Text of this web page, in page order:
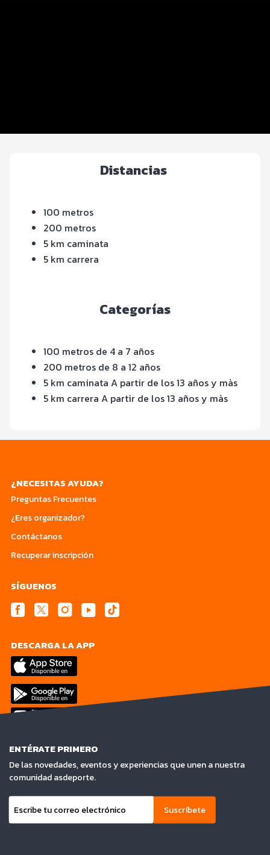
Distancias
100 metros
200 metros
5 km caminata
5 km carrera
Categorías
100 metros de 4 a 7 años
200 metros de 8 a 12 años
5 km caminata A partir de los 13 años y màs
5 km carrera A partir de los 13 años y màs
¿NECESITAS AYUDA?
Preguntas Frecuentes
¿Eres organizador?
Contáctanos
Recuperar inscripción
SÍGUENOS
DESCARGA LA APP
ENTÉRATE PRIMERO
De las novedades, eventos y experiencias que unen a nuestra
comunidad asdeporte.
Suscríbete